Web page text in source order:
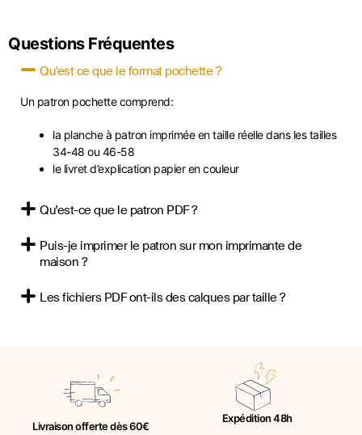
Questions Fréquentes
Qu'est ce que le format pochette ?
Un patron pochette comprend:
la planche à patron imprimée en taille réelle dans les tailles
34-48 ou 46-58
le livret d’explication papier en couleur
Qu'est-ce que le patron PDF ?
Puis-je imprimer le patron sur mon imprimante de
maison ?
Les fichiers PDF ont-ils des calques par taille ?
Livraison offerte dès 60€
Expédition 48h